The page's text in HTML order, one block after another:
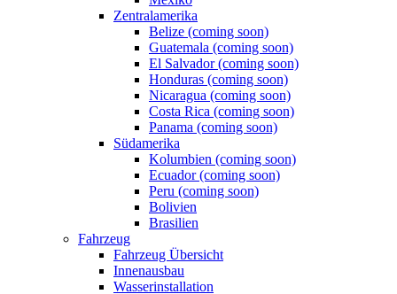
Zentralamerika
Belize (coming soon)
Guatemala (coming soon)
El Salvador (coming soon)
Honduras (coming soon)
Nicaragua (coming soon)
Costa Rica (coming soon)
Panama (coming soon)
Südamerika
Kolumbien (coming soon)
Ecuador (coming soon)
Peru (coming soon)
Bolivien
Brasilien
Fahrzeug
Fahrzeug Übersicht
Innenausbau
Wasserinstallation